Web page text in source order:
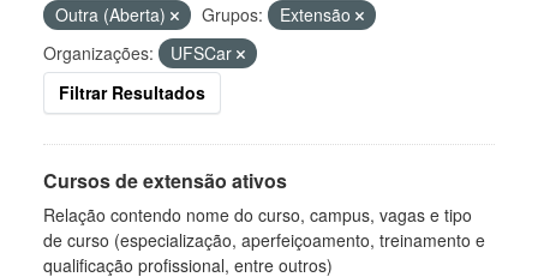
Outra (Aberta)
Grupos:
Extensão
Organizações:
UFSCar
Filtrar Resultados
Cursos de extensão ativos
Relação contendo nome do curso, campus, vagas e tipo
de curso (especialização, aperfeiçoamento, treinamento e
qualificação profissional, entre outros)